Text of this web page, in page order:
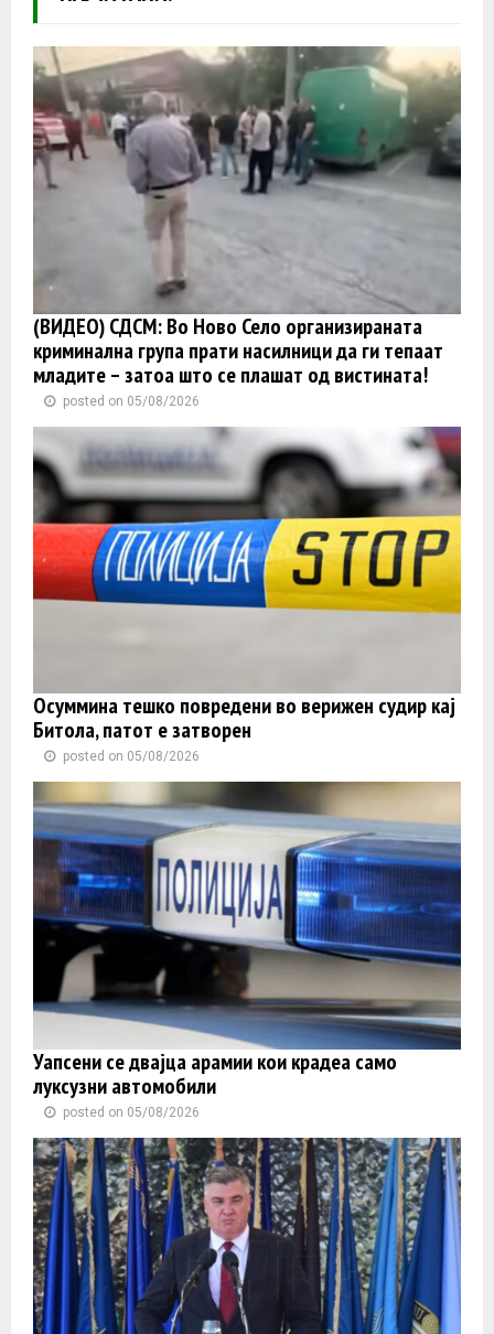
(ВИДЕО) СДСМ: Во Ново Село организираната
криминална група прати насилници да ги тепаат
младите – затоа што се плашат од вистината!
posted on 05/08/2026
Осуммина тешко повредени во верижен судир кај
Битола, патот е затворен
posted on 05/08/2026
Уапсени се двајца арамии кои крадеа само
луксузни автомобили
posted on 05/08/2026